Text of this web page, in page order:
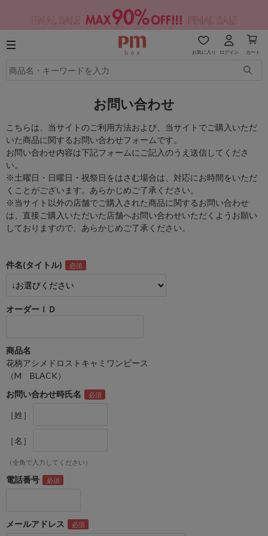
お気に入り ログイン カート
お問い合わせ
こちらは、当サイトのご利用方法および、当サイトでご購入いただ
いた商品に関するお問い合わせフォームです。
お問い合わせ内容は下記フォームにご記入のうえ送信してくださ
い。
※土曜日・日曜日・祝祭日をはさむ場合は、対応にお時間をいただ
くことがございます。あらかじめご了承ください。
※当サイト以外の店舗でご購入された商品に関するお問い合わせ
は、直接ご購入いただいた店舗へお問い合わせいただくようお願い
しておりますので、あらかじめご了承ください。
件名(タイトル)
オーダーＩＤ
商品名
花柄アシメドロストキャミワンピース
（M BLACK）
お問い合わせ時氏名
［姓］
［名］
（全角で入力してください）
電話番号
メールアドレス